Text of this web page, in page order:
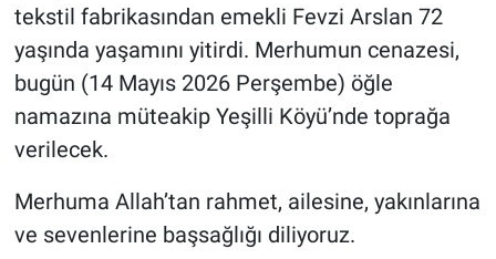
tekstil fabrikasından emekli Fevzi Arslan 72
yaşında yaşamını yitirdi. Merhumun cenazesi,
bugün (14 Mayıs 2026 Perşembe) öğle
namazına müteakip Yeşilli Köyü’nde toprağa
verilecek.
Merhuma Allah’tan rahmet, ailesine, yakınlarına
ve sevenlerine başsağlığı diliyoruz.
Kayseri
Niğde
Aksaray
Yerel